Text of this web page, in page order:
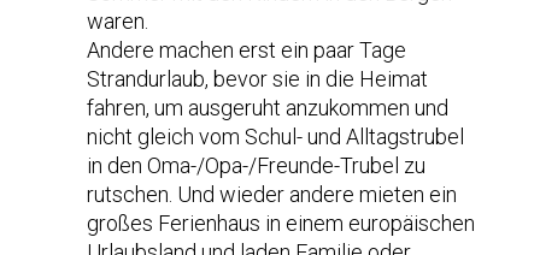
waren.
Andere machen erst ein paar Tage
Strandurlaub, bevor sie in die Heimat
fahren, um ausgeruht anzukommen und
nicht gleich vom Schul- und Alltagstrubel
in den Oma-/Opa-/Freunde-Trubel zu
rutschen. Und wieder andere mieten ein
großes Ferienhaus in einem europäischen